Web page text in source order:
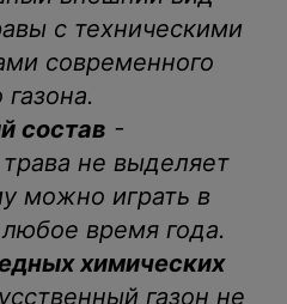
с техническими
современного
состав -
не выделяет
можно играть в
время года.
химических
газон не